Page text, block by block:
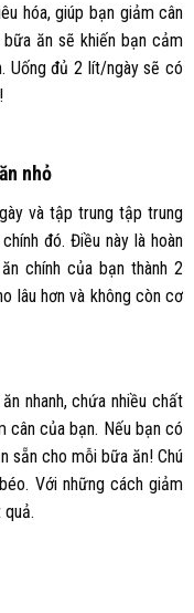
hóa, giúp bạn giảm cân
ăn sẽ khiến bạn cảm
Uống đủ 2 lít/ngày sẽ có
nhỏ
và tập trung tập trung
đó. Điều này là hoàn
chính của bạn thành 2
lâu hơn và không còn cơ
nhanh, chứa nhiều chất
cân của bạn. Nếu bạn có
sẵn cho mỗi bữa ăn! Chú
Với những cách giảm